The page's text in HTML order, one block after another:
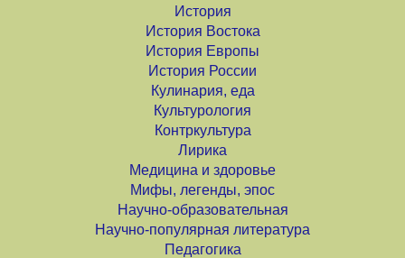
История
История Востока
История Европы
История России
Кулинария, еда
Культурология
Контркультура
Лирика
Медицина и здоровье
Мифы, легенды, эпос
Научно-образовательная
Научно-популярная литература
Педагогика